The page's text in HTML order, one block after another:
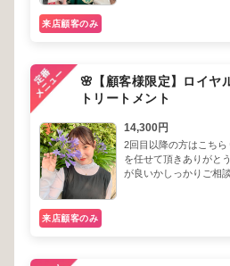
来店顧客のみ
🌸【顧客様限定】ロイヤ
トリートメント
14,300円
2回目以降の方はこち
を任せて頂きありがと
が良いかしっかりご相
来店顧客のみ